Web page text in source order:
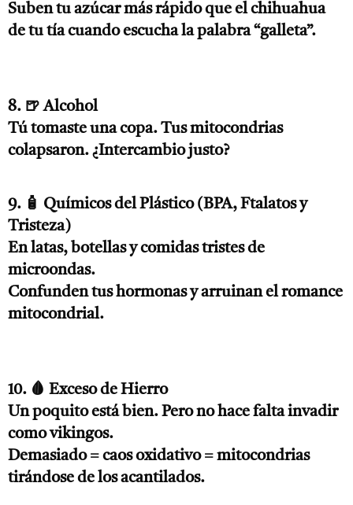
Suben tu azúcar más rápido que el chihuahua
de tu tía cuando escucha la palabra “galleta”.
8. 🍺 Alcohol
Tú tomaste una copa. Tus mitocondrias
colapsaron. ¿Intercambio justo?
9. 🧴 Químicos del Plástico (BPA, Ftalatos y
Tristeza)
En latas, botellas y comidas tristes de
microondas.
Confunden tus hormonas y arruinan el romance
mitocondrial.
10. 🩸 Exceso de Hierro
Un poquito está bien. Pero no hace falta invadir
como vikingos.
Demasiado = caos oxidativo = mitocondrias
tirándose de los acantilados.